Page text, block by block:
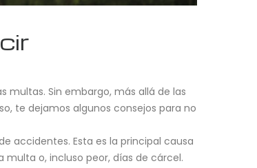
Sin embargo, más allá de las
te dejamos algunos consejos para no
accidentes. Esta es la principal causa
o, incluso peor, días de cárcel.